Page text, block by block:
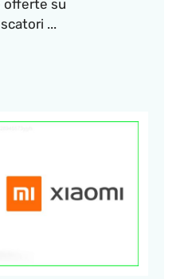
offerte su
...